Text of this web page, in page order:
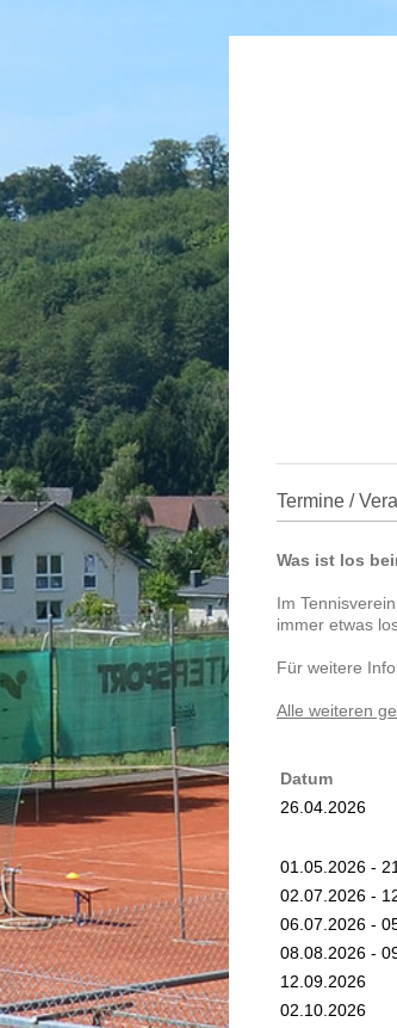
Termine /
Was ist los
Im
immer etwas
Für weitere
Alle weiteren
Datum
26.04.2026
01.05.2026 -
02.07.2026 -
06.07.2026 -
08.08.2026 -
12.09.2026
02.10.2026